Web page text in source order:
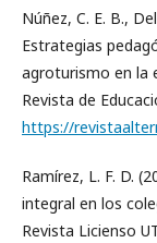
Núñez, C. E. B.,
Estrategias
agroturismo en la
Revista de
https://
Ramírez, L. F. D.
integral en los
Revista Licienso